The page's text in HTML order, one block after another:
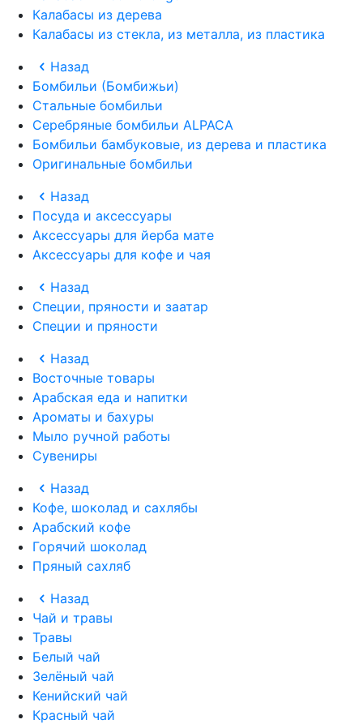
Калабасы из дерева
Калабасы из стекла, из металла, из пластика
Назад
Бомбильи (Бомбижьи)
Стальные бомбильи
Серебряные бомбильи ALPACA
Бомбильи бамбуковые, из дерева и пластика
Оригинальные бомбильи
Назад
Посуда и аксессуары
Аксессуары для йерба мате
Аксессуары для кофе и чая
Назад
Специи, пряности и заатар
Специи и пряности
Назад
Восточные товары
Арабская еда и напитки
Ароматы и бахуры
Мыло ручной работы
Сувениры
Назад
Кофе, шоколад и сахлябы
Арабский кофе
Горячий шоколад
Пряный сахляб
Назад
Чай и травы
Травы
Белый чай
Зелёный чай
Кенийский чай
Красный чай